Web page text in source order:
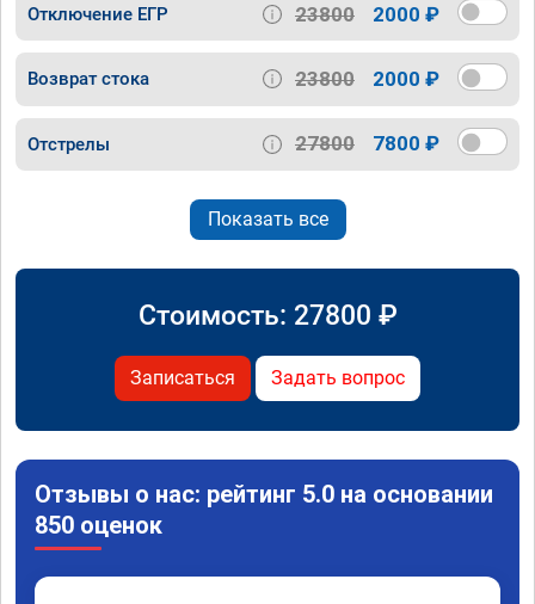
Отключение ЕГР 23800 2000 ₽
Возврат стока 23800 2000 ₽
Отстрелы 27800 7800 ₽
Показать все
Стоимость: 27800 ₽
Записаться Задать вопрос
Отзывы о нас: рейтинг 5.0 на основании
850 оценок